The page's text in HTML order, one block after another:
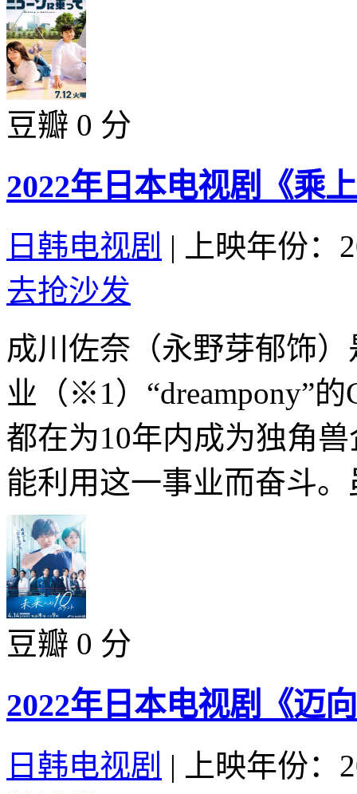
豆瓣 0 分
2022年日本电视剧《乘
日韩电视剧 |
上映年份：
去抢沙发
成川佐奈（永野芽郁饰
业（※1）“dreampony”
都在为10年内成为独角
能利用这一事业而奋斗
豆瓣 0 分
2022年日本电视剧《迈
日韩电视剧 |
上映年份：